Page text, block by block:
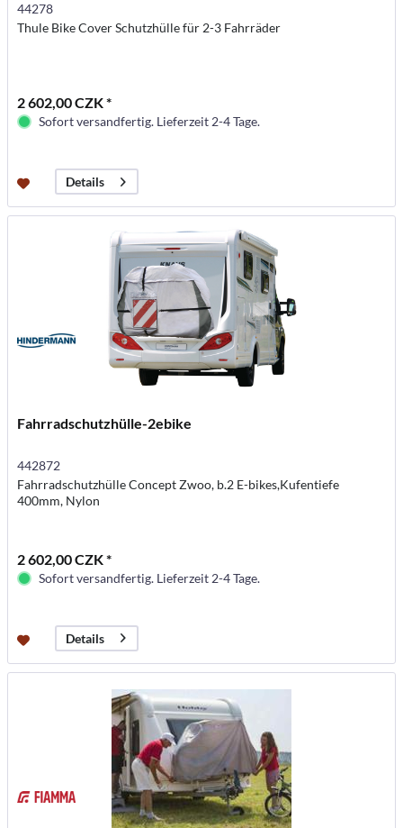
44278
Thule Bike Cover Schutzhülle für 2-3 Fahrräder
2 602,00 CZK *
Sofort versandfertig. Lieferzeit 2-4 Tage.
Details
Fahrradschutzhülle-2ebike
442872
Fahrradschutzhülle Concept Zwoo, b.2 E-bikes,Kufentiefe
400mm, Nylon
2 602,00 CZK *
Sofort versandfertig. Lieferzeit 2-4 Tage.
Details